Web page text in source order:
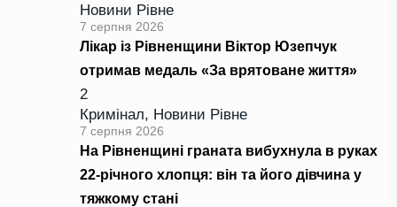
Новини Рівне
7 серпня 2026
Лікар із Рівненщини Віктор Юзепчук
отримав медаль «За врятоване життя»
2
Кримінал, Новини Рівне
7 серпня 2026
На Рівненщині граната вибухнула в руках
22-річного хлопця: він та його дівчина у
тяжкому стані